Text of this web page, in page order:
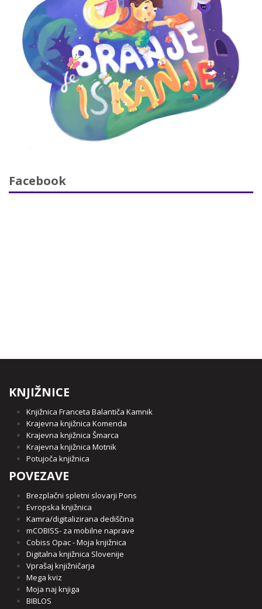
Facebook
KNJIŽNICE
Knjižnica Franceta Balantiča Kamnik
Krajevna knjižnica Komenda
Krajevna knjižnica Šmarca
Krajevna knjižnica Motnik
Potujoča knjižnica
POVEZAVE
Brezplačni spletni slovarji Pons
Evropska knjižnica
Kamra/digitalizirana dediščina
mCOBISS- za mobilne naprave
Cobiss Opac - Moja knjižnica
Digitalna knjižnica Slovenije
Vprašaj knjižničarja
Mega kviz
Moja naj knjiga
BIBLOS